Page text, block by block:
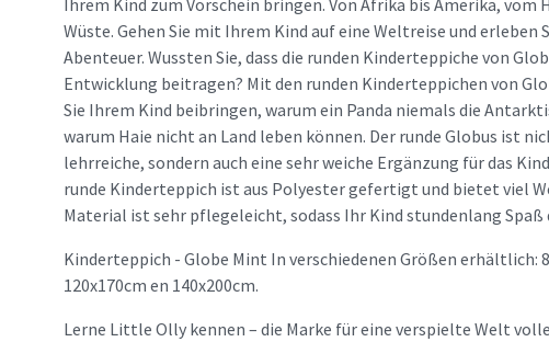
Ihrem Kind zum Vorschein bringen. Von Afrika bis Amerika, vom
Wüste. Gehen Sie mit Ihrem Kind auf eine Weltreise und erleben
Abenteuer. Wussten Sie, dass die runden Kinderteppiche von
Entwicklung beitragen? Mit den runden Kinderteppichen von
Sie Ihrem Kind beibringen, warum ein Panda niemals die
warum Haie nicht an Land leben können. Der runde Globus ist
lehrreiche, sondern auch eine sehr weiche Ergänzung für das
runde Kinderteppich ist aus Polyester gefertigt und bietet viel
Material ist sehr pflegeleicht, sodass Ihr Kind stundenlang Spaß
Kinderteppich - Globe Mint In verschiedenen Größen erhältlich:
120x170cm en 140x200cm.
Lerne Little Olly kennen – die Marke für eine verspielte Welt